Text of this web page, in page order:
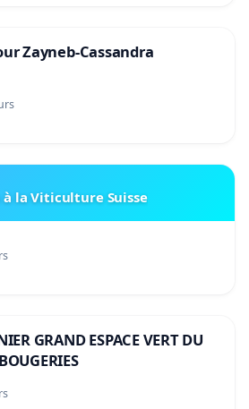
Zayneb-Cassandra
à la Viticulture Suisse
GRAND ESPACE VERT DU